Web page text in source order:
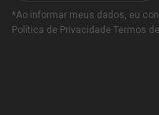
*Ao informar meus dados, eu
Política de Privacidade Termos